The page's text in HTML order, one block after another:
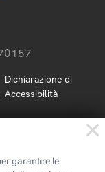
Dichiarazione di
Accessibilità